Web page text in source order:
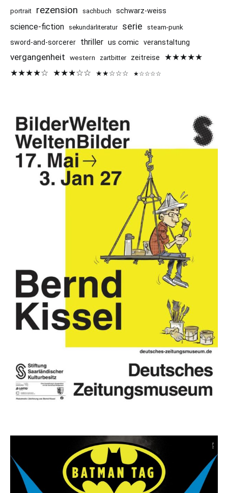
portrait rezension sachbuch schwarz-weiss
science-fiction sekundärliteratur serie steam-punk
sword-and-sorcerer thriller us comic veranstaltung
vergangenheit western zartbitter zeitreise
★★★★★
★★★★☆ ★★★☆☆ ★★☆☆☆ ★☆☆☆☆